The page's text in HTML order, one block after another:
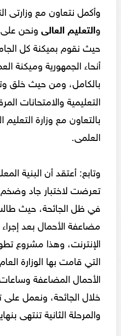
وأكمل نتعاون مع وزارتى
والتعليم العالى ونحن على
حيث نقوم بميكنة كل
أنحاء الجمهورية وميكنة
بالكامل، ومن حيث خلق
التعليمية والامتحانات
بالتعاون مع وزارة
العلمى.
وتابع: أعتقد أن البنية
تعرضت لاختبار جاد وضخم
في ظل الجائحة، حيث
مضاعفة الأحمال بعد إجراء
الإنترنت، وهذا مشروع
التي قامت بها الوزارة
الأحمال المضاعفة
خلال الجائحة، ونعمل على
والمرحلة الثانية تنتهى